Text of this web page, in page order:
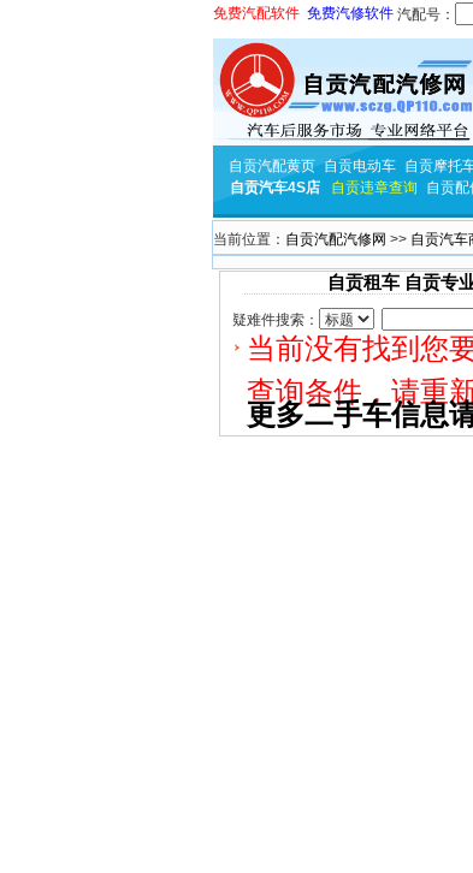
免费汽配软件 免费汽修软件 汽配号：
自贡汽配黄页 自贡电动车 自贡摩托
自贡汽车4S店
自贡违章查询 自贡配
当前位置： 自贡汽配汽修网 >> 自贡汽车
自贡租车 自贡专
疑难件搜索：
当前没有找到您
查询条件，请重
更多二手车信息